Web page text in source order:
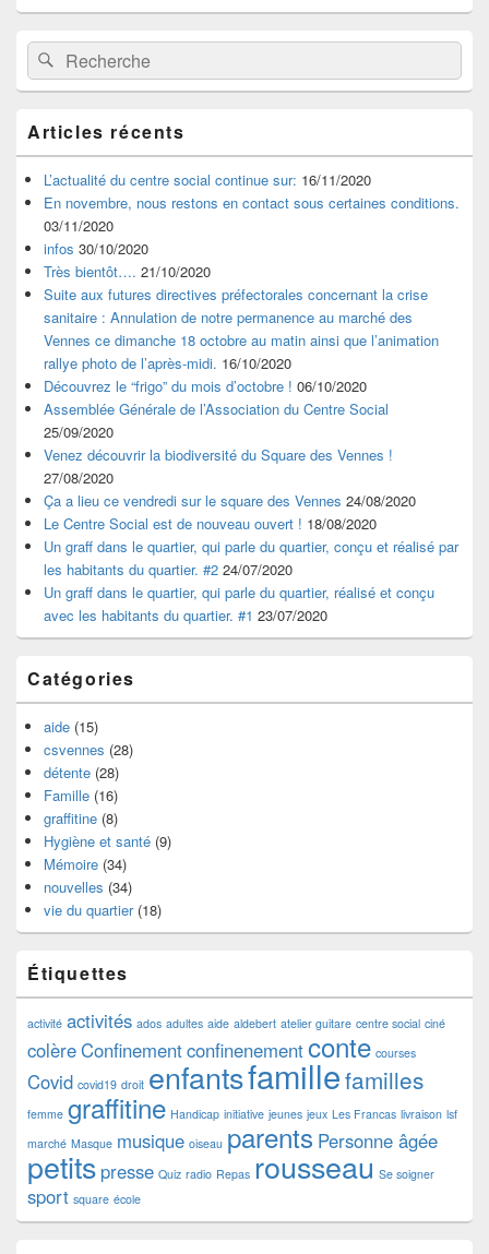
Recherche :Rechercher
Articles récents
L’actualité du centre social continue sur: 16/11/2020
En novembre, nous restons en contact sous certaines conditions.
03/11/2020
infos 30/10/2020
Très bientôt…. 21/10/2020
Suite aux futures directives préfectorales concernant la crise
sanitaire : Annulation de notre permanence au marché des
Vennes ce dimanche 18 octobre au matin ainsi que l’animation
rallye photo de l’après-midi. 16/10/2020
Découvrez le “frigo” du mois d’octobre ! 06/10/2020
Assemblée Générale de l’Association du Centre Social
25/09/2020
Venez découvrir la biodiversité du Square des Vennes !
27/08/2020
Ça a lieu ce vendredi sur le square des Vennes 24/08/2020
Le Centre Social est de nouveau ouvert ! 18/08/2020
Un graff dans le quartier, qui parle du quartier, conçu et réalisé par
les habitants du quartier. #2 24/07/2020
Un graff dans le quartier, qui parle du quartier, réalisé et conçu
avec les habitants du quartier. #1 23/07/2020
Catégories
aide (15)
csvennes (28)
détente (28)
Famille (16)
graffitine (8)
Hygiène et santé (9)
Mémoire (34)
nouvelles (34)
vie du quartier(18)
Étiquettes
activité activités ados adultes aide aldebert atelier guitare centre social ciné
colèreConfinementconfinenementconte courses
Covid covid19 droit enfantsfamillefamilles
femme graffitine Handicap initiative jeunes jeux Les Francas livraison lsf
marché Masque musique oiseau parents Personne âgée
petits presse Quiz radio Repas rousseau Se soigner
sport square école